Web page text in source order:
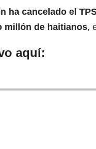
ha cancelado el
millón de haitianos,
aquí: